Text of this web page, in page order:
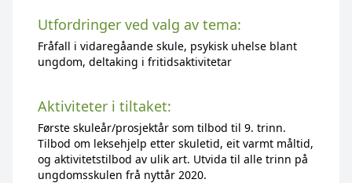
Utfordringer ved valg av tema:
Fråfall i vidaregåande skule, psykisk uhelse blant
ungdom, deltaking i fritidsaktivitetar
Aktiviteter i tiltaket:
Første skuleår/prosjektår som tilbod til 9. trinn.
Tilbod om leksehjelp etter skuletid, eit varmt måltid,
og aktivitetstilbod av ulik art. Utvida til alle trinn på
ungdomsskulen frå nyttår 2020.